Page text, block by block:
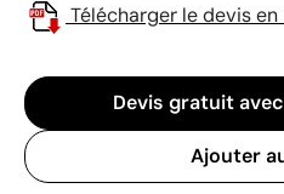
Télécharger le devis en
Devis gratuit
Ajouter